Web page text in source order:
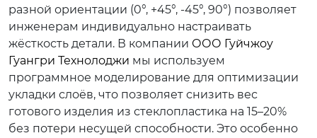
разной ориентации (0°, +45°, -45°, 90°) позволяет
инженерам индивидуально настраивать
жёсткость детали. В компании ООО Гуйчжоу
Гуангри Технолоджи мы используем
программное моделирование для оптимизации
укладки слоёв, что позволяет снизить вес
готового изделия из стеклопластика на 15–20%
без потери несущей способности. Это особенно